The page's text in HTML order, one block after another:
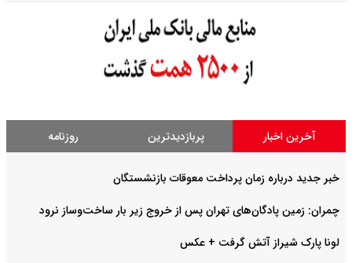
آخرین اخبار پربازدیدترین روزنامه
خبر جدید درباره زمان پرداخت معوقات بازنشستگان
چمران: زمین پادگان‌های تهران پس از خروج زیر بار ساخت‌وساز نرود
لونا پارک شیراز آتش گرفت + عکس